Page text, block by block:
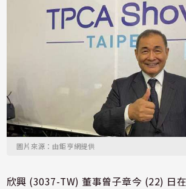
圖片來源：由鉅亨網提供
欣興 (3037-TW) 董事曾子章今 (22) 日